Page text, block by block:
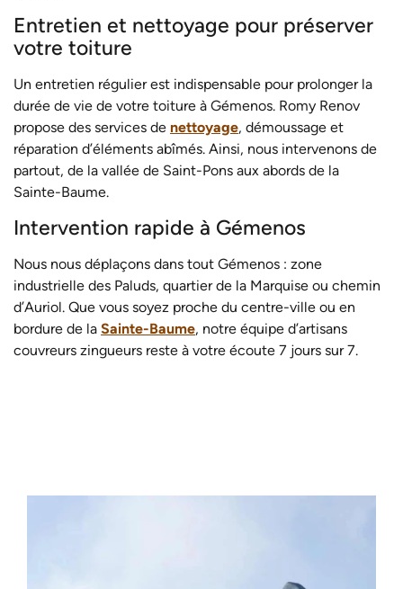
Entretien et nettoyage pour préserver
votre toiture
Un entretien régulier est indispensable pour prolonger la
durée de vie de votre toiture à Gémenos. Romy Renov
propose des services de nettoyage, démoussage et
réparation d’éléments abîmés. Ainsi, nous intervenons de
partout, de la vallée de Saint-Pons aux abords de la
Sainte-Baume.
Intervention rapide à Gémenos
Nous nous déplaçons dans tout Gémenos : zone
industrielle des Paluds, quartier de la Marquise ou chemin
d’Auriol. Que vous soyez proche du centre-ville ou en
bordure de la Sainte-Baume, notre équipe d’artisans
couvreurs zingueurs reste à votre écoute 7 jours sur 7.